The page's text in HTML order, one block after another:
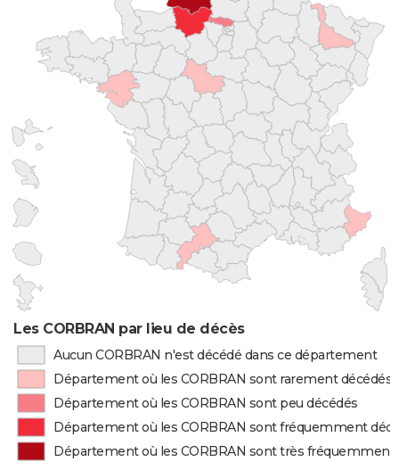
Les CORBRAN par lieu de décès
Aucun CORBRAN n'est décédé dans ce département
Département où les CORBRAN sont rarement décédés
Département où les CORBRAN sont peu décédés
Département où les CORBRAN sont fréquemment
Département où les CORBRAN sont très fréquemment